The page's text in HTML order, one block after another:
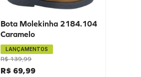
Bota Molekinha 2184.104
Caramelo
LANÇAMENTOS
R$ 139,99
R$ 69,99